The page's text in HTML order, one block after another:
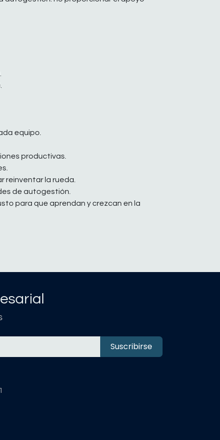
equipo.
productivas.
reinventar la rueda.
de autogestión.
para que aprendan y crezcan en la
Suscribirse